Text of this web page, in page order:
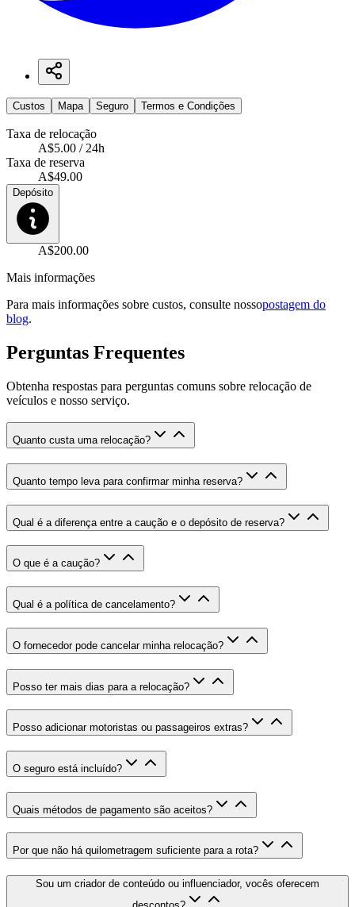
Custos Mapa Seguro Termos e Condições
Taxa de relocação
A$5.00 / 24h
Taxa de reserva
A$49.00
Depósito
A$200.00
Mais informações
Para mais informações sobre custos, consulte nossopostagem do
blog.
Perguntas Frequentes
Obtenha respostas para perguntas comuns sobre relocação de
veículos e nosso serviço.
Quanto custa uma relocação?
Quanto tempo leva para confirmar minha reserva?
Qual é a diferença entre a caução e o depósito de reserva?
O que é a caução?
Qual é a política de cancelamento?
O fornecedor pode cancelar minha relocação?
Posso ter mais dias para a relocação?
Posso adicionar motoristas ou passageiros extras?
O seguro está incluído?
Quais métodos de pagamento são aceitos?
Por que não há quilometragem suficiente para a rota?
Sou um criador de conteúdo ou influenciador, vocês oferecem